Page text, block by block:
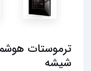
ترموستات
شیشه